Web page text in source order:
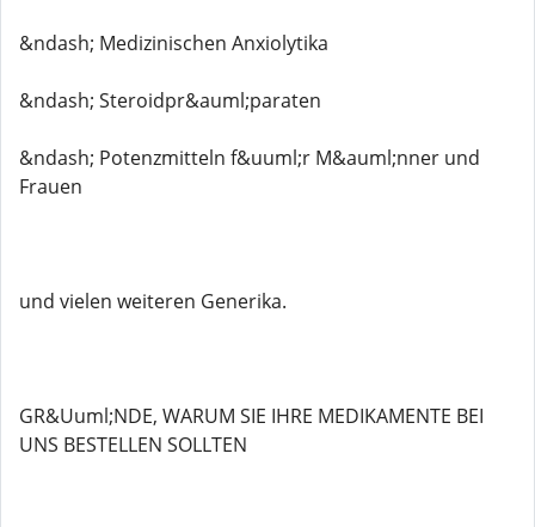
&ndash; Medizinischen Anxiolytika
&ndash; Steroidpr&auml;paraten
&ndash; Potenzmitteln f&uuml;r M&auml;nner und
Frauen
und vielen weiteren Generika.
GR&Uuml;NDE, WARUM SIE IHRE MEDIKAMENTE BEI ​​
UNS BESTELLEN SOLLTEN